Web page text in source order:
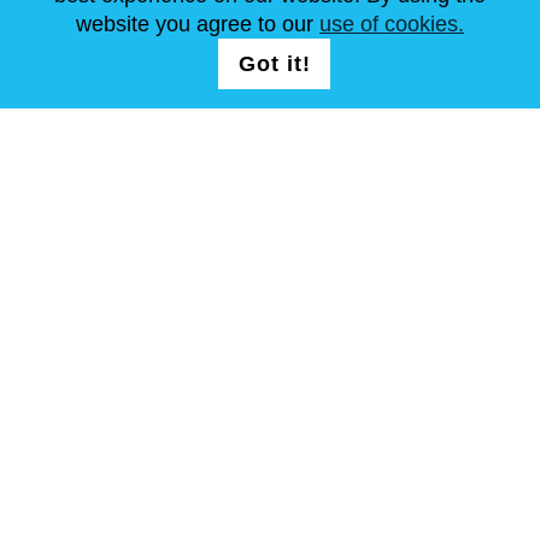
ARTICOLIFAQ
CONTATTACI
website you agree to our use of cookies.
Got it!